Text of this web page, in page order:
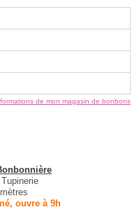
de mon magasin de bonbons
Tupinerie
ouvre à 9h